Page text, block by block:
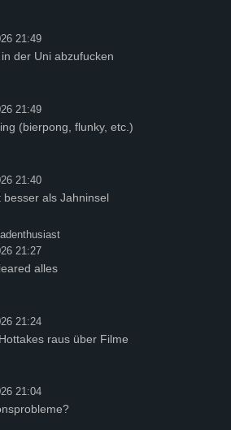
21:49
der Uni abzufucken
21:49
(bierpong, flunky, etc.)
21:40
besser als Jahninsel
21:27
alles
21:24
raus über Filme
21:04